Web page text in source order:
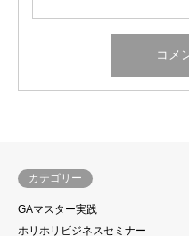
カテゴリー
GAマスター実践
ホリホリビジネスセミナー